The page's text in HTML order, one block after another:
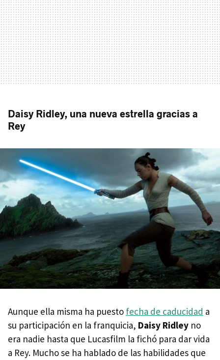
Daisy Ridley, una nueva estrella gracias a
Rey
Aunque ella misma ha puesto fecha de caducidad a
su participación en la franquicia, Daisy Ridley no
era nadie hasta que Lucasfilm la fichó para dar vida
a Rey. Mucho se ha hablado de las habilidades que